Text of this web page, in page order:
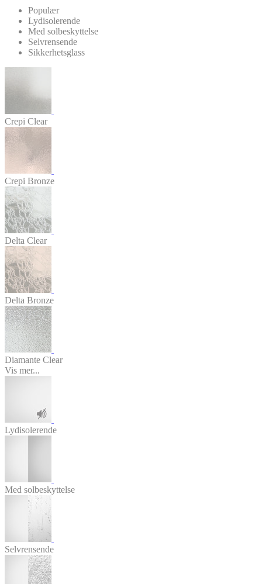
Populær
Lydisolerende
Med solbeskyttelse
Selvrensende
Sikkerhetsglass
Crepi Clear
Crepi Bronze
Delta Clear
Delta Bronze
Diamante Clear
Vis mer...
Lydisolerende
Med solbeskyttelse
Selvrensende